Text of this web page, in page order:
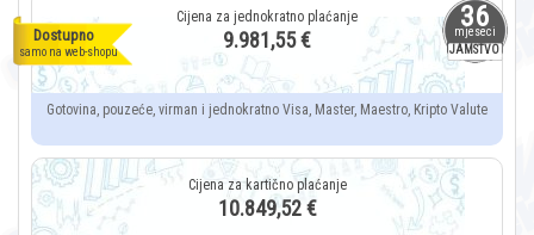
36
mjeseci
JAMSTVO
Dostupno
samo na web-shopu 9.981,55 €
Gotovina, pouzeće, virman i jednokratno Visa, Master, Maestro, Kripto Valute
10.849,52 €